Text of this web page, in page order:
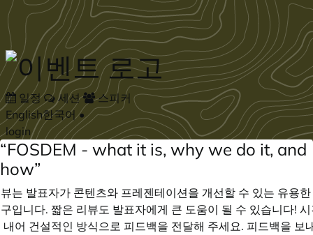
Skip to main content
일정 세션
스피커
English한국어•
login
“FOSDEM - what it is, why we do it, and
how”
는 발표자가 콘텐츠와 프레젠테이션을 개선할 수 있는 유용한
입니다. 짧은 리뷰도 발표자에게 큰 도움이 될 수 있습니다!
내어 건설적인 방식으로 피드백을 전달해 주세요. 피드백을 보